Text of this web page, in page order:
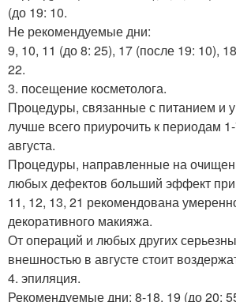
(до 19: 10.
Не рекомендуемые дни:
9, 10, 11 (до 8: 25), 17 (после 19: 10),
22.
3. посещение косметолога.
Процедуры, связанные с питанием и
лучше всего приурочить к периодам
августа.
Процедуры, направленные на
любых дефектов больший эффект
11, 12, 13, 21 рекомендована
декоративного макияжа.
От операций и любых других
внешностью в августе стоит
4. эпиляция.
Рекомендуемые дни: 8-18, 19 (до 20: